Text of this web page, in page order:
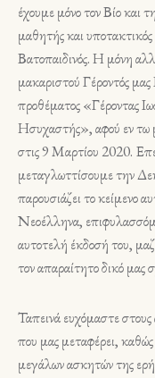
έχουμε μόνο τον Βίο και
μαθητής και
Βατοπαιδινός. Η μόνη
μακαριστού Γέροντός
προθέματος «Γέροντας
Ησυχαστής», αφού εν τω
στις 9 Μαρτίου 2020.
μεταγλωττίσουμε την
παρουσιάζει το κείμενο
Νεοέλληνα,
αυτοτελή έκδοσή του,
τον απαραίτητο δικό μας
Ταπεινά ευχόμαστε
που μας μεταφέρει, καθώς
μεγάλων ασκητών της